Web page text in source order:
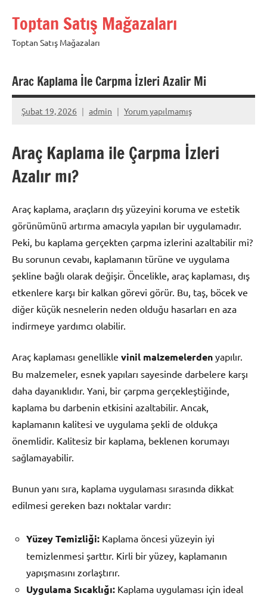
Toptan Satış Mağazaları
Toptan Satış Mağazaları
Arac Kaplama İle Carpma İzleri Azalir Mi
Şubat 19, 2026 admin Yorum yapılmamış
Araç Kaplama ile Çarpma İzleri
Azalır mı?
Araç kaplama, araçların dış yüzeyini koruma ve estetik
görünümünü artırma amacıyla yapılan bir uygulamadır.
Peki, bu kaplama gerçekten çarpma izlerini azaltabilir mi?
Bu sorunun cevabı, kaplamanın türüne ve uygulama
şekline bağlı olarak değişir. Öncelikle, araç kaplaması, dış
etkenlere karşı bir kalkan görevi görür. Bu, taş, böcek ve
diğer küçük nesnelerin neden olduğu hasarları en aza
indirmeye yardımcı olabilir.
Araç kaplaması genellikle vinil malzemelerden yapılır.
Bu malzemeler, esnek yapıları sayesinde darbelere karşı
daha dayanıklıdır. Yani, bir çarpma gerçekleştiğinde,
kaplama bu darbenin etkisini azaltabilir. Ancak,
kaplamanın kalitesi ve uygulama şekli de oldukça
önemlidir. Kalitesiz bir kaplama, beklenen korumayı
sağlamayabilir.
Bunun yanı sıra, kaplama uygulaması sırasında dikkat
edilmesi gereken bazı noktalar vardır:
Yüzey Temizliği: Kaplama öncesi yüzeyin iyi
temizlenmesi şarttır. Kirli bir yüzey, kaplamanın
yapışmasını zorlaştırır.
Uygulama Sıcaklığı: Kaplama uygulaması için ideal